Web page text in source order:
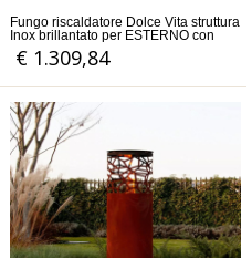
Fungo riscaldatore Dolce Vita struttura
Inox brillantato per ESTERNO con
fiamma a vista - a Gas GPL o Metano -
Manuale o Telecomandato
€ 1.309,84